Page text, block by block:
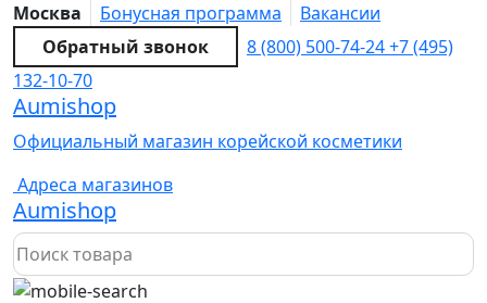
Москва Бонусная программа
Вакансии
Обратный звонок
8 (800) 500-74-24+7 (495)
132-10-70
Aumishop
Официальный магазин корейской косметики
Адреса магазинов
Aumishop